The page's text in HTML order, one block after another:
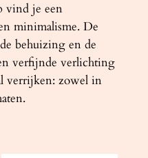
vind je een
minimalisme. De
behuizing en de
verfijnde verlichting
verrijken: zowel in